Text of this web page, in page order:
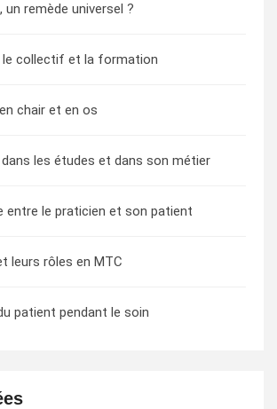
un remède universel ?
le collectif et la formation
chair et en os
dans les études et dans son métier
entre le praticien et son patient
leurs rôles en MTC
patient pendant le soin